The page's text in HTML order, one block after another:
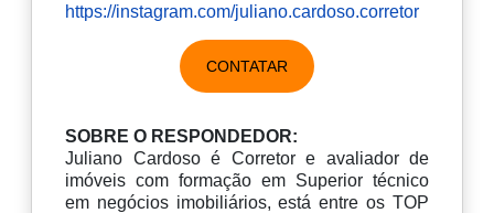
https://instagram.com/juliano.cardoso.corretor
CONTATAR
SOBRE O RESPONDEDOR:
Juliano Cardoso é Corretor e avaliador de
imóveis com formação em Superior técnico
em negócios imobiliários, está entre os TOP